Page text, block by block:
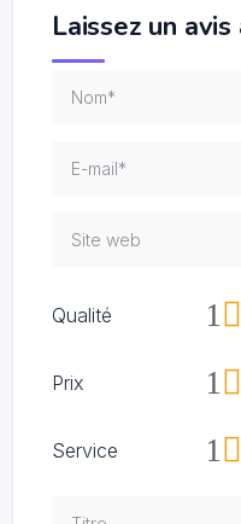
Laissez un
Qualité 1
Prix 1
Service 1